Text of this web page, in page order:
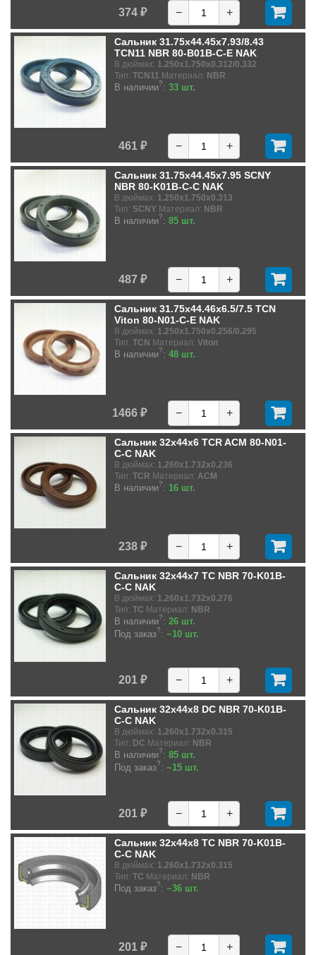
374 ₽ − +
Сальник 31.75x44.45x7.93/8.43
TCN11 NBR 80-B01B-C-E NAK
В дюймах: 1.250x1.750x0.312/0.332
Тип: TCN11 Материал: NBR
В наличии?: 33 шт.
461 ₽ − +
Сальник 31.75x44.45x7.95 SCNY
NBR 80-K01B-C-C NAK
В дюймах: 1.250x1.750x0.313
Тип: SCNY Материал: NBR
В наличии?: 85 шт.
487 ₽ − +
Сальник 31.75x44.46x6.5/7.5 TCN
Viton 80-N01-C-E NAK
В дюймах: 1.250x1.750x0.256/0.295
Тип: TCN Материал: Viton
В наличии?: 48 шт.
1466 ₽ − +
Сальник 32x44x6 TCR ACM 80-N01-
C-C NAK
В дюймах: 1.260x1.732x0.236
Тип: TCR Материал: ACM
В наличии?: 16 шт.
238 ₽ − +
Сальник 32x44x7 TC NBR 70-K01B-
C-C NAK
В дюймах: 1.260x1.732x0.276
Тип: TC Материал: NBR
В наличии?: 26 шт.
Под заказ?: ~10 шт.
201 ₽ − +
Сальник 32x44x8 DC NBR 70-K01B-
C-C NAK
В дюймах: 1.260x1.732x0.315
Тип: DC Материал: NBR
В наличии?: 85 шт.
Под заказ?: ~15 шт.
201 ₽ − +
Сальник 32x44x8 TC NBR 70-K01B-
C-C NAK
В дюймах: 1.260x1.732x0.315
Тип: TC Материал: NBR
Под заказ?: ~36 шт.
201 ₽ − +